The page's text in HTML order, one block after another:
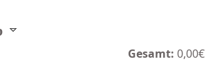
Gesamt: 0,00€